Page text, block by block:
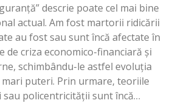
descrie poate cel mai bine
actual. Am fost martorii ridicării
au fost sau sunt încă afectate în
de criza economico-financiară și
schimbându-le astfel evoluția
puteri. Prin urmare, teoriile
policentricității sunt încă…